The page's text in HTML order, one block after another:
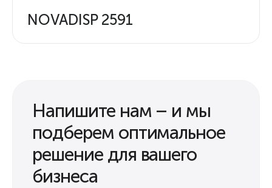
NOVADISP 2591
Напишите нам – и мы
подберем оптимальное
решение для вашего
бизнеса